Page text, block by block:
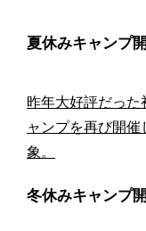
夏休みキャンプ
昨年大好評だった
ャンプを再び開
象。
冬休みキャンプ